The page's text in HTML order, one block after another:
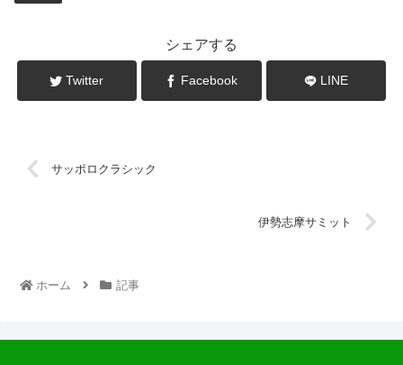
シェアする
Twitter Facebook LINE
サッポロクラシック
伊勢志摩サミット
ホーム 記事